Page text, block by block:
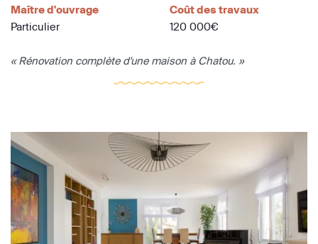
Maître d'ouvrage
Particulier
Coût des travaux
120 000€
« Rénovation complète d'une maison à Chatou. »